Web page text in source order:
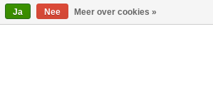
Ja Nee Meer over cookies »